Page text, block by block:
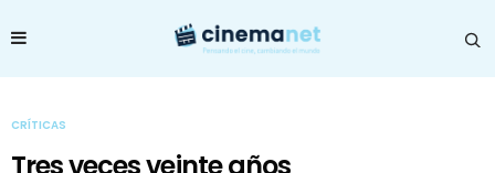
CRÍTICAS